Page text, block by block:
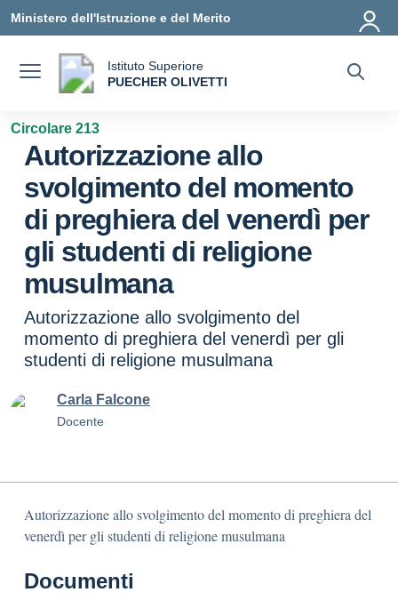
Ministero dell'Istruzione e del Merito
Istituto Superiore
PUECHER OLIVETTI
Circolare 213
Autorizzazione allo
svolgimento del momento
di preghiera del venerdì per
gli studenti di religione
musulmana
Autorizzazione allo svolgimento del
momento di preghiera del venerdì per gli
studenti di religione musulmana
Carla Falcone
Docente
Autorizzazione allo svolgimento del momento di preghiera del
venerdì per gli studenti di religione musulmana
Documenti